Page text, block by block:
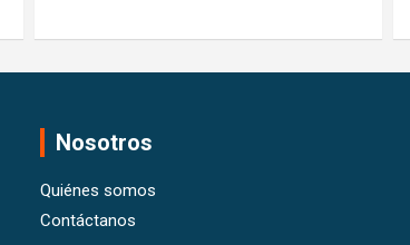
Nosotros
Quiénes somos
Contáctanos